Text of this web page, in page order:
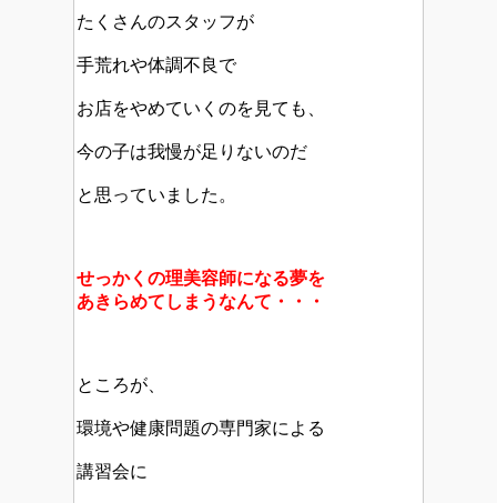
たくさんのスタッフが
手荒れや体調不良で
お店をやめていくのを見ても、
今の子は我慢が足りないのだ
と思っていました。
せっかくの理美容師になる夢を
あきらめてしまうなんて・・・
ところが、
環境や健康問題の専門家による
講習会に